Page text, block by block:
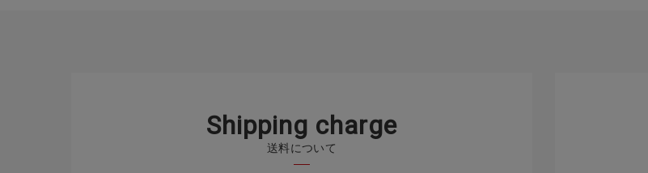
Shipping charge
送料について